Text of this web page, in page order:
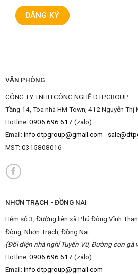
VĂN PHÒNG
CÔNG TY TNHH CÔNG NGHỆ DTPGROUP
Tầng 14, Tòa nhà HM Town, 412 Nguyễn Thị
Hotline: 0906 696 617 (zalo)
Email: info.dtpgroup@gmail.com -
MST: 0315808016
NHƠN TRẠCH - ĐỒNG NAI
Hẻm số 3, Đường liên xã Phú Đông Vĩnh
Đông, Nhơn Trạch, Đồng Nai
(Đối diện nhà nghỉ Tuyến Vũ, Đường con gà
Hotline: 0906 696 617 (zalo)
Email: info.dtpgroup@gmail.com